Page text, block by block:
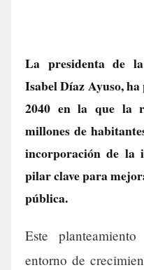
La presidenta de
Isabel Díaz Ayuso,
2040 en la que la
millones de
incorporación de la
pilar clave para
pública.
Este
entorno de